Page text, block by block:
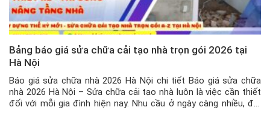
Bảng báo giá sửa chữa cải tạo nhà trọn gói 2026 tại
Hà Nội
Báo giá sửa chữa nhà 2026 Hà Nội chi tiết Báo giá sửa chữa
nhà 2026 Hà Nội – Sửa chữa cải tạo nhà luôn là việc cần thiết
đối với mỗi gia đình hiện nay. Nhu cầu ở ngày càng nhiều, đòi